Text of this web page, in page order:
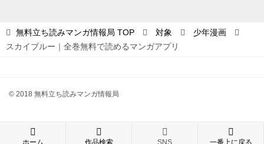
検
無料立ち読みマンガ情報局 TOP 対象
少年漫画
スカイブルー｜全巻無料で読めるマンガアプリ
© 2018 無料立ち読みマンガ情報局
ホーム 作品検索 SNS 一番上に戻る